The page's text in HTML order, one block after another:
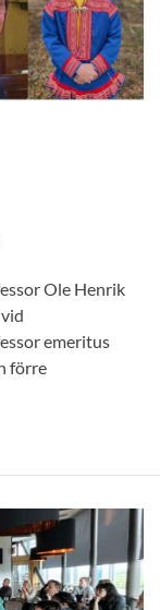
Ole Henrik
emeritus
förre